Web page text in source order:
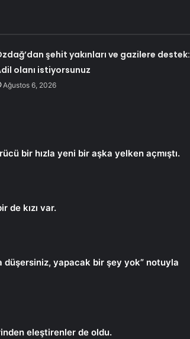
şehit yakınları ve gazilere destek:
olanı istiyorsunuz
Ağustos 6, 2026
bir hızla yeni bir aşka yelken açmıştı.
de kızı var.
düşersiniz, yapacak bir şey yok” notuyla
eleştirenler de oldu.